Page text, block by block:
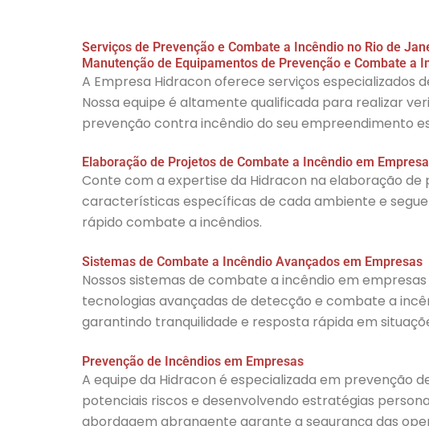
Serviços de Prevenção e Combate a Incêndio no Rio de
Manutenção de Equipamentos de Prevenção e Combate a
A Empresa Hidracon oferece serviços especializados
Nossa equipe é altamente qualificada para realizar
prevenção contra incêndio do seu empreendimento
Elaboração de Projetos de Combate a Incêndio em
Conte com a expertise da Hidracon na elaboração
características específicas de cada ambiente e
rápido combate a incêndios.
Sistemas de Combate a Incêndio Avançados em Empresas
Nossos sistemas de combate a incêndio em
tecnologias avançadas de detecção e combate a
garantindo tranquilidade e resposta rápida em
Prevenção de Incêndios em Empresas
A equipe da Hidracon é especializada em prevenção
potenciais riscos e desenvolvendo estratégias
abordagem abrangente garante a segurança das